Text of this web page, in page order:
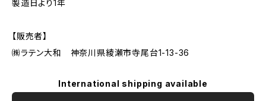
製造日より1年
【販売者】
㈱ラテン大和 神奈川県綾瀬市寺尾台1-13-36
International shipping available